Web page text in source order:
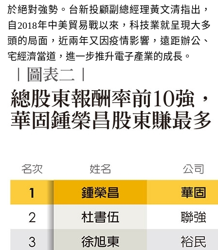
於絕對強勢。台新投顧副總經理黃文清指出，
自2018年中美貿易戰以來，科技業就呈現大多
頭的局面，近兩年又因疫情影響，遠距辦公、
宅經濟當道，進一步推升電子產業的成長。